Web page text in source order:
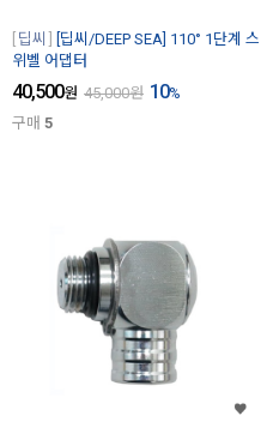
딥씨
[딥씨/DEEP SEA] 110° 1단계 스
위벨 어댑터
40,500원 45,000원 10%
구매 5